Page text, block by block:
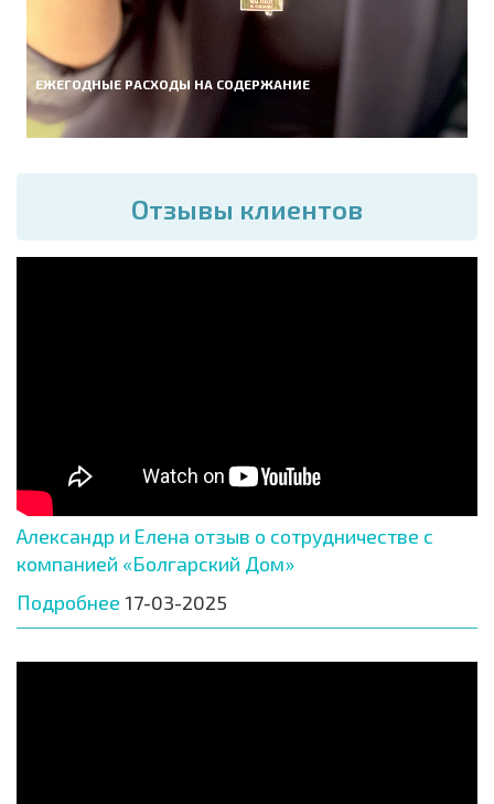
ЕЖЕГОДНЫЕ РАСХОДЫ НА СОДЕРЖАНИЕ
Отзывы клиентов
Александр и Елена отзыв о сотрудничестве с
компанией «Болгарский Дом»
Подробнее 17-03-2025